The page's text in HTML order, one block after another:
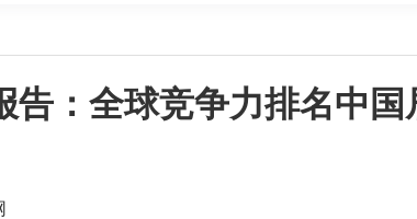
告：全球竞争力排名中国